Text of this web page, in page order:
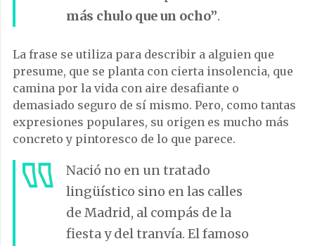
más chulo que un ocho”.
La frase se utiliza para describir a alguien que
presume, que se planta con cierta insolencia, que
camina por la vida con aire desafiante o
demasiado seguro de sí mismo. Pero, como tantas
expresiones populares, su origen es mucho más
concreto y pintoresco de lo que parece.
Nació no en un tratado
lingüístico sino en las calles
de Madrid, al compás de la
fiesta y del tranvía. El famoso